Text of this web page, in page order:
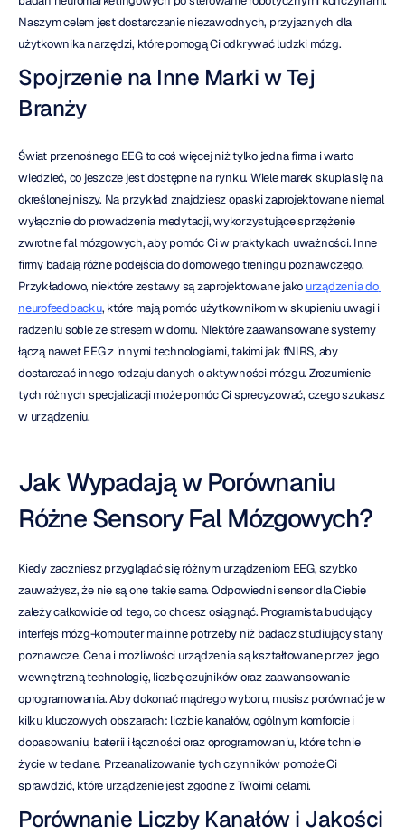
Naszym celem jest dostarczanie niezawodnych, przyjaznych dla
użytkownika narzędzi, które pomogą Ci odkrywać ludzki mózg.
Spojrzenie na Inne Marki w Tej
Branży
Świat przenośnego EEG to coś więcej niż tylko jedna firma i warto
wiedzieć, co jeszcze jest dostępne na rynku. Wiele marek skupia się na
określonej niszy. Na przykład znajdziesz opaski zaprojektowane niemal
wyłącznie do prowadzenia medytacji, wykorzystujące sprzężenie
zwrotne fal mózgowych, aby pomóc Ci w praktykach uważności. Inne
firmy badają różne podejścia do domowego treningu poznawczego.
Przykładowo, niektóre zestawy są zaprojektowane jako urządzenia do
neurofeedbacku, które mają pomóc użytkownikom w skupieniu uwagi i
radzeniu sobie ze stresem w domu. Niektóre zaawansowane systemy
łączą nawet EEG z innymi technologiami, takimi jak fNIRS, aby
dostarczać innego rodzaju danych o aktywności mózgu. Zrozumienie
tych różnych specjalizacji może pomóc Ci sprecyzować, czego szukasz
w urządzeniu.
Jak Wypadają w Porównaniu
Różne Sensory Fal Mózgowych?
Kiedy zaczniesz przyglądać się różnym urządzeniom EEG, szybko
zauważysz, że nie są one takie same. Odpowiedni sensor dla Ciebie
zależy całkowicie od tego, co chcesz osiągnąć. Programista budujący
interfejs mózg-komputer ma inne potrzeby niż badacz studiujący stany
poznawcze. Cena i możliwości urządzenia są kształtowane przez jego
wewnętrzną technologię, liczbę czujników oraz zaawansowanie
oprogramowania. Aby dokonać mądrego wyboru, musisz porównać je w
kilku kluczowych obszarach: liczbie kanałów, ogólnym komforcie i
dopasowaniu, baterii i łączności oraz oprogramowaniu, które tchnie
życie w te dane. Przeanalizowanie tych czynników pomoże Ci
sprawdzić, które urządzenie jest zgodne z Twoimi celami.
Porównanie Liczby Kanałów i Jakości